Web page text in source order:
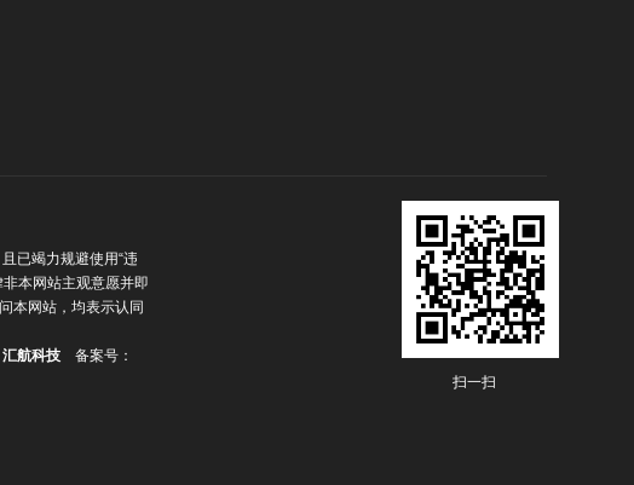
已竭力规避使用“违
本网站主观意愿并即
本网站，均表示认同
汇航科技 备案号：
扫一扫